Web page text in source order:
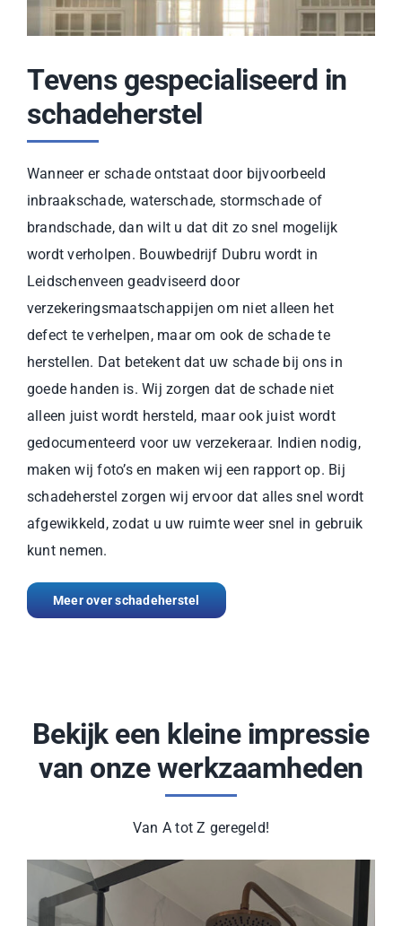
Tevens gespecialiseerd in
schadeherstel
Wanneer er schade ontstaat door bijvoorbeeld
inbraakschade, waterschade, stormschade of
brandschade, dan wilt u dat dit zo snel mogelijk
wordt verholpen. Bouwbedrijf Dubru wordt in
Leidschenveen geadviseerd door
verzekeringsmaatschappijen om niet alleen het
defect te verhelpen, maar om ook de schade te
herstellen. Dat betekent dat uw schade bij ons in
goede handen is. Wij zorgen dat de schade niet
alleen juist wordt hersteld, maar ook juist wordt
gedocumenteerd voor uw verzekeraar. Indien nodig,
maken wij foto’s en maken wij een rapport op. Bij
schadeherstel zorgen wij ervoor dat alles snel wordt
afgewikkeld, zodat u uw ruimte weer snel in gebruik
kunt nemen.
Meer over schadeherstel
Bekijk een kleine impressie
van onze werkzaamheden
Van A tot Z geregeld!